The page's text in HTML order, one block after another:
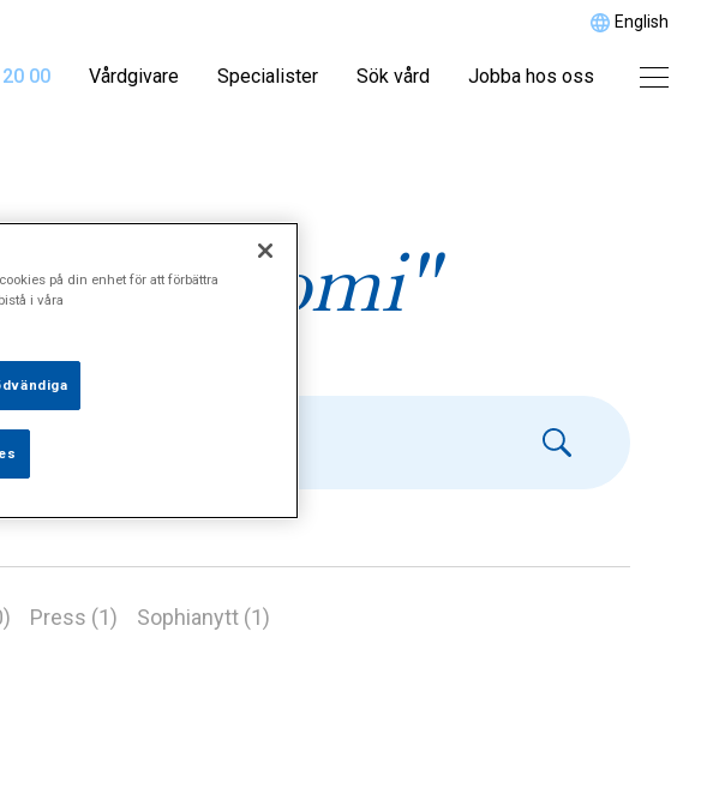
English
00 Vårdgivare Specialister Sök vård Jobba hos oss
Press (1) Sophianytt (1)
på din enhet för att förbättra
i våra